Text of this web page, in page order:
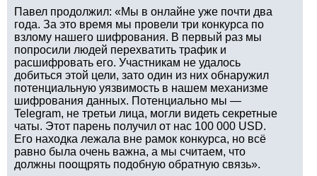
Павел продолжил: «Мы в онлайне уже почти два
года. За это время мы провели три конкурса по
взлому нашего шифрования. В первый раз мы
попросили людей перехватить трафик и
расшифровать его. Участникам не удалось
добиться этой цели, зато один из них обнаружил
потенциальную уязвимость в нашем механизме
шифрования данных. Потенциально мы —
Telegram, не третьи лица, могли видеть секретные
чаты. Этот парень получил от нас 100 000 USD.
Его находка лежала вне рамок конкурса, но всё
равно была очень важна, а мы считаем, что
должны поощрять подобную обратную связь».